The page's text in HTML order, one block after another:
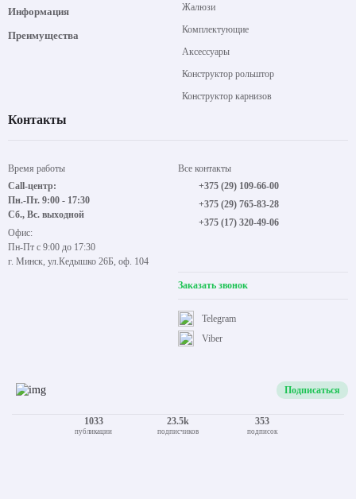
Информация
Преимущества
Жалюзи
Комплектующие
Аксессуары
Конструктор рольштор
Конструктор карнизов
Контакты
Время работы
Call-центр:
Пн.-Пт. 9:00 - 17:30
Сб., Вс. выходной
Офис:
Пн-Пт с 9:00 до 17:30
г. Минск, ул.Кедышко 26Б, оф. 104
Все контакты
+375 (29) 109-66-00
+375 (29) 765-83-28
+375 (17) 320-49-06
Заказать звонок
Viber
Telegram
Подписаться
1033
публикации
23.5k
подписчиков
353
подписок